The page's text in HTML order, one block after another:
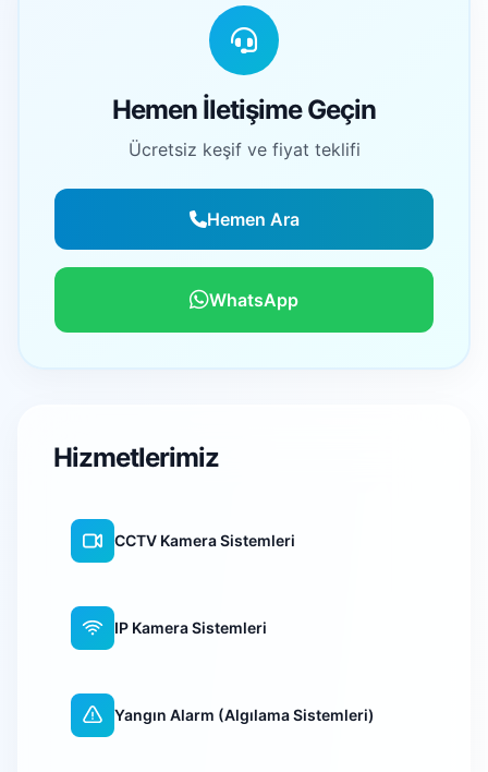
Hemen İletişime Geçin
Ücretsiz keşif ve fiyat teklifi
Hemen Ara
WhatsApp
Hizmetlerimiz
CCTV Kamera Sistemleri
IP Kamera Sistemleri
Yangın Alarm (Algılama Sistemleri)